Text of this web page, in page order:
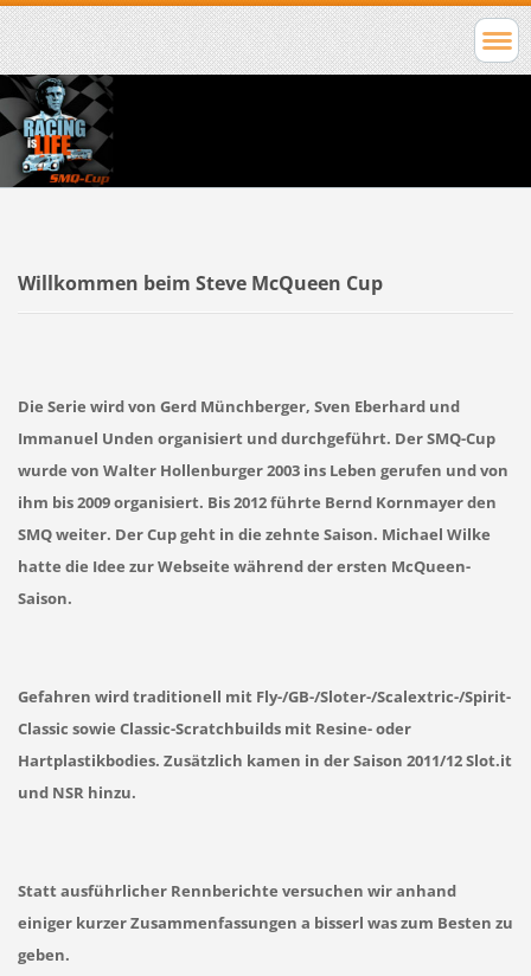
Willkommen beim Steve McQueen Cup
Die Serie wird von Gerd Münchberger, Sven Eberhard und
Immanuel Unden organisiert und durchgeführt. Der SMQ-Cup
wurde von Walter Hollenburger 2003 ins Leben gerufen und von
ihm bis 2009 organisiert. Bis 2012 führte Bernd Kornmayer den
SMQ weiter. Der Cup geht in die zehnte Saison. Michael Wilke
hatte die Idee zur Webseite während der ersten McQueen-
Saison.
Gefahren wird traditionell mit Fly-/GB-/Sloter-/Scalextric-/Spirit-
Classic sowie Classic-Scratchbuilds mit Resine- oder
Hartplastikbodies. Zusätzlich kamen in der Saison 2011/12 Slot.it
und NSR hinzu.
Statt ausführlicher Rennberichte versuchen wir anhand
einiger kurzer Zusammenfassungen a bisserl was zum Besten zu
geben.